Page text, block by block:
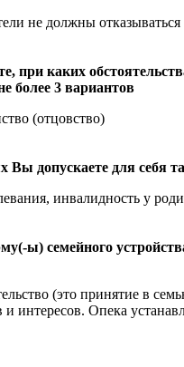
не должны
при каких
более 3 вариантов
(отцовство)
Вы допускаете для себя
инвалидность у
ы) семейного
(это принятие в
интересов. Опека